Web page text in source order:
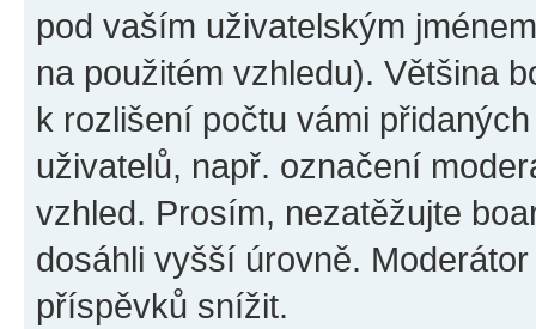
pod vaším uživatelským
na použitém vzhledu). Většina
k rozlišení počtu vámi
uživatelů, např. označení
vzhled. Prosím, nezatěžujte
dosáhli vyšší úrovně.
příspěvků snížit.